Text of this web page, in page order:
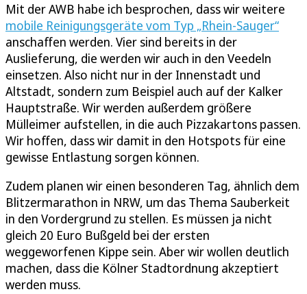
Mit der AWB habe ich besprochen, dass wir weitere
mobile Reinigungsgeräte vom Typ „Rhein-Sauger“
anschaffen werden. Vier sind bereits in der
Auslieferung, die werden wir auch in den Veedeln
einsetzen. Also nicht nur in der Innenstadt und
Altstadt, sondern zum Beispiel auch auf der Kalker
Hauptstraße. Wir werden außerdem größere
Mülleimer aufstellen, in die auch Pizzakartons passen.
Wir hoffen, dass wir damit in den Hotspots für eine
gewisse Entlastung sorgen können.
Zudem planen wir einen besonderen Tag, ähnlich dem
Blitzermarathon in NRW, um das Thema Sauberkeit
in den Vordergrund zu stellen. Es müssen ja nicht
gleich 20 Euro Bußgeld bei der ersten
weggeworfenen Kippe sein. Aber wir wollen deutlich
machen, dass die Kölner Stadtordnung akzeptiert
werden muss.